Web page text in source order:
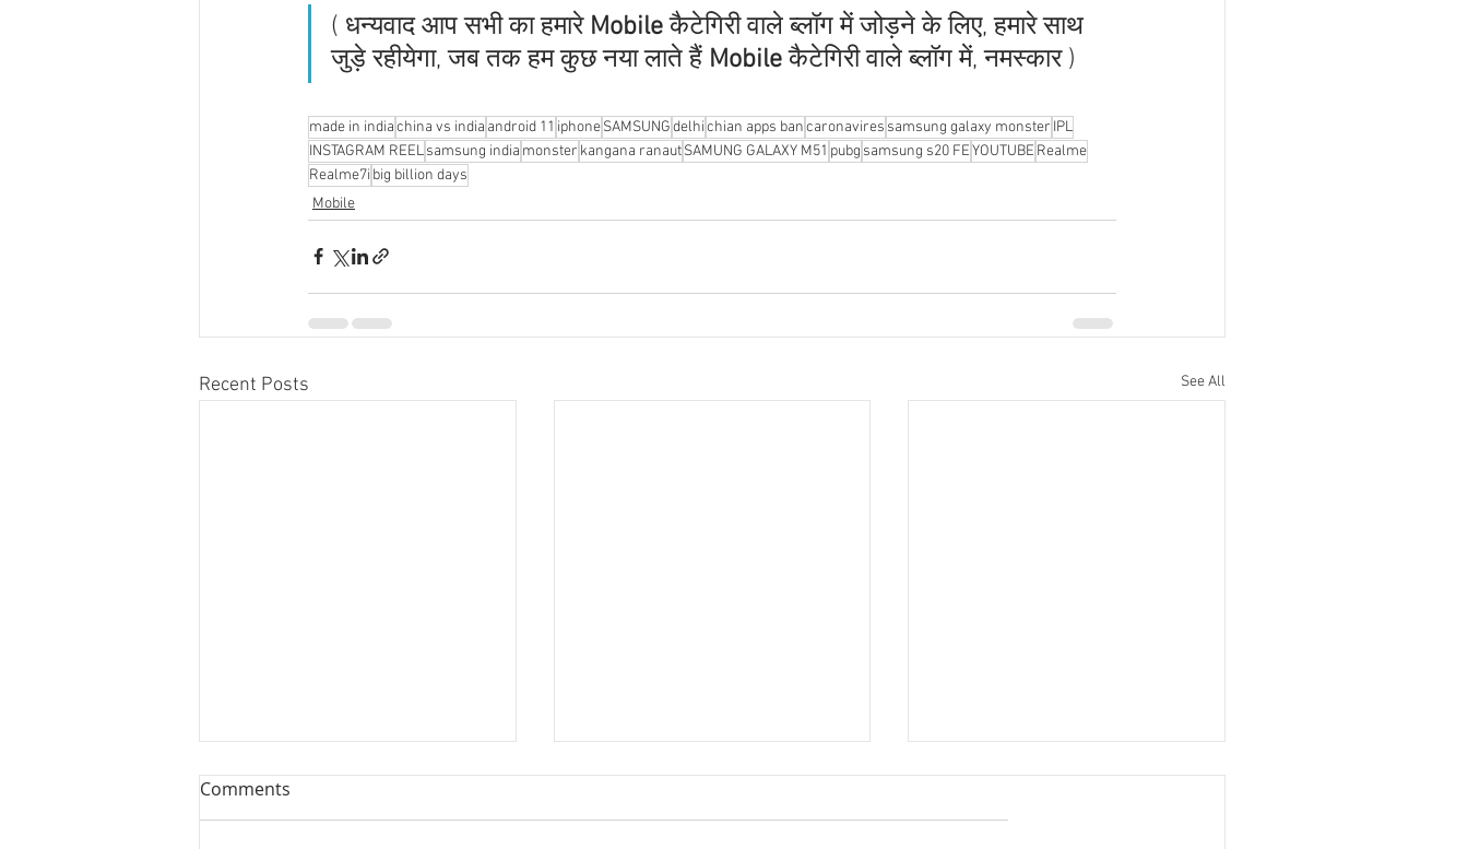
( धन्यवाद आप सभी का हमारे Mobile कैटेगिरी वाले ब्लॉग में जोड़ने के लिए, हमारे साथ
जुड़े रहीयेगा, जब तक हम कुछ नया लाते हैं Mobile कैटेगिरी वाले ब्लॉग में, नमस्कार )
made in indiachina vs india android 11 iphoneSAMSUNGdelhichian apps bancaronavires samsung galaxy monster IPL
INSTAGRAM REELsamsung india monster kangana ranautSAMUNG GALAXY M51 pubg samsung s20 FEYOUTUBE Realme
Realme7i big billion days
Mobile
Recent Posts See All
Comments